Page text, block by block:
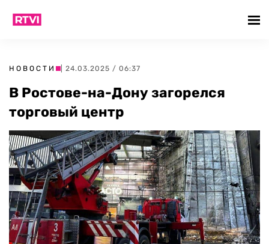
НОВОСТИ | 24.03.2025 / 06:37
В Ростове-на-Дону загорелся
торговый центр